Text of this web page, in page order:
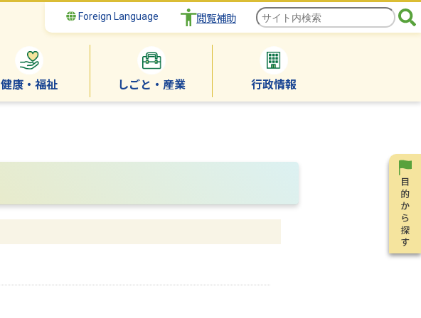
Foreign Language 閲覧補助
健康・福祉 しごと・産業 行政情報